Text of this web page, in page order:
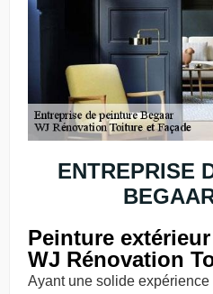
ENTREPRISE
Peinture
WJ Rénovation
Ayant une solide